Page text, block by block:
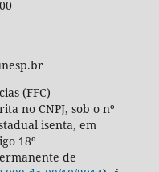
(FFC) –
no CNPJ, sob o nº
isenta, em
18º
de